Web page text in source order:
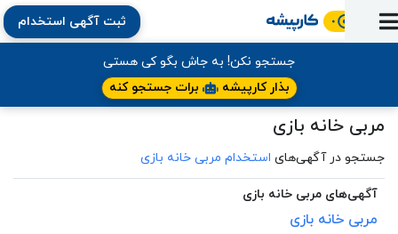
آماده
به
کار
استخدام
شده‌ها
نظر
ارتقای
شغلی
آموزشی
مقاله
کتاب
فایل‌و‌قالب
اخبار
استخدام
کارپیشه
جستجوی
کارجویان
(رزومه)
بخش
کارفرمایان
ثبت آگهی استخدام
جستجو نکن! به جاش بگو کی هستی
بذار کارپیشه
برات جستجو کنه
مربی خانه بازی
جستجو در آگهی‌های استخدام مربی خانه بازی
آگهی‌های مربی خانه بازی
مربی خانه بازی